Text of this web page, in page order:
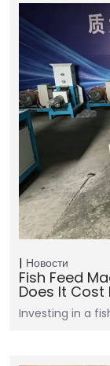
Новости
Fish Feed
Does It Cost
Investing in a